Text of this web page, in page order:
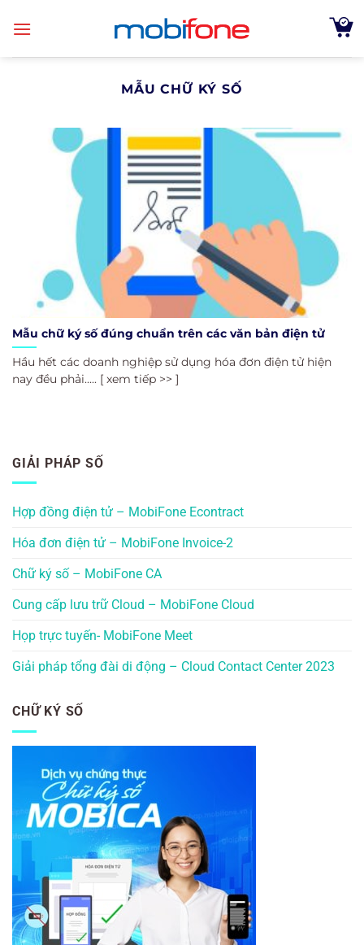
MẪU CHỮ KÝ SỐ
Mẫu chữ ký số đúng chuẩn trên các văn bản điện tử
Hầu hết các doanh nghiệp sử dụng hóa đơn điện tử hiện
nay đều phải..... [ xem tiếp >> ]
GIẢI PHÁP SỐ
Hợp đồng điện tử – MobiFone Econtract
Hóa đơn điện tử – MobiFone Invoice-2
Chữ ký số – MobiFone CA
Cung cấp lưu trữ Cloud – MobiFone Cloud
Họp trực tuyến- MobiFone Meet
Giải pháp tổng đài di động – Cloud Contact Center 2023
CHỮ KÝ SỐ